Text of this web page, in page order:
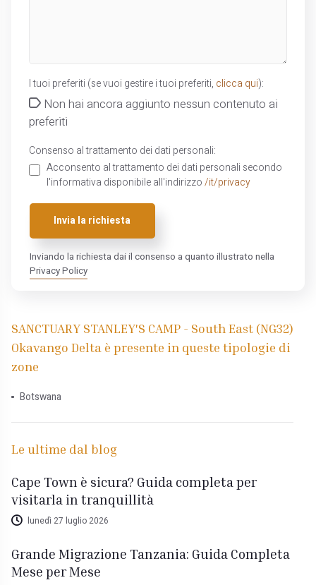
I tuoi preferiti (se vuoi gestire i tuoi preferiti, clicca qui):
Non hai ancora aggiunto nessun contenuto ai
preferiti
Consenso al trattamento dei dati personali:
Acconsento al trattamento dei dati personali secondo
l'informativa disponibile all'indirizzo /it/privacy
Invia la richiesta
Inviando la richiesta dai il consenso a quanto illustrato nella
Privacy Policy
SANCTUARY STANLEY'S CAMP - South East (NG32)
Okavango Delta è presente in queste tipologie di
zone
Botswana
Le ultime dal blog
Cape Town è sicura? Guida completa per
visitarla in tranquillità
lunedì 27 luglio 2026
Grande Migrazione Tanzania: Guida Completa
Mese per Mese